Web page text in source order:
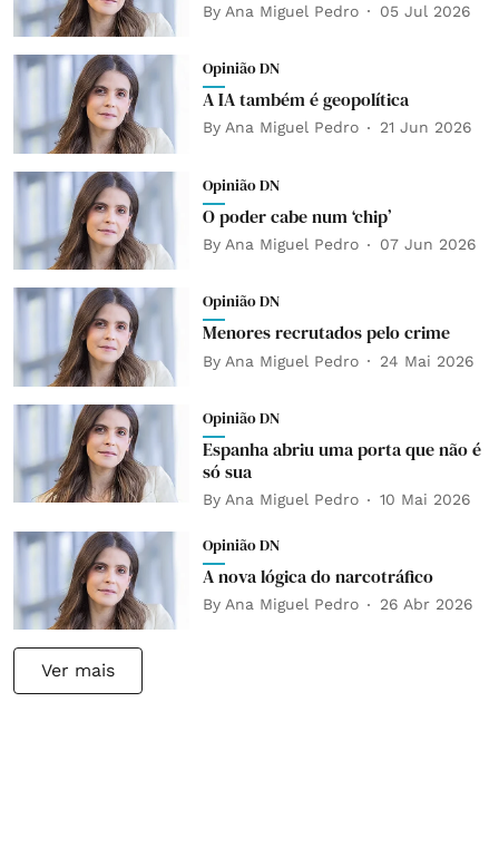
By Ana Miguel Pedro 05 Jul 2026
Opinião DN
A IA também é geopolítica
By Ana Miguel Pedro 21 Jun 2026
Opinião DN
O poder cabe num ‘chip’
By Ana Miguel Pedro 07 Jun 2026
Opinião DN
Menores recrutados pelo crime
By Ana Miguel Pedro 24 Mai 2026
Opinião DN
Espanha abriu uma porta que não é
só sua
By Ana Miguel Pedro 10 Mai 2026
Opinião DN
A nova lógica do narcotráfico
By Ana Miguel Pedro 26 Abr 2026
Ver mais